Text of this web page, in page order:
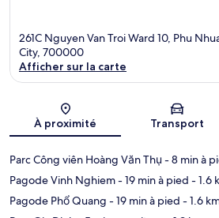
261C Nguyen Van Troi Ward 10, Phu
City, 700000
Afficher sur la carte
À proximité Transport
Parc Công viên Hoàng Văn Thụ - 8 min à
Pagode Vinh Nghiem- 19 min à pied - 1.6
Pagode Phổ Quang - 19 min à pied - 1.6